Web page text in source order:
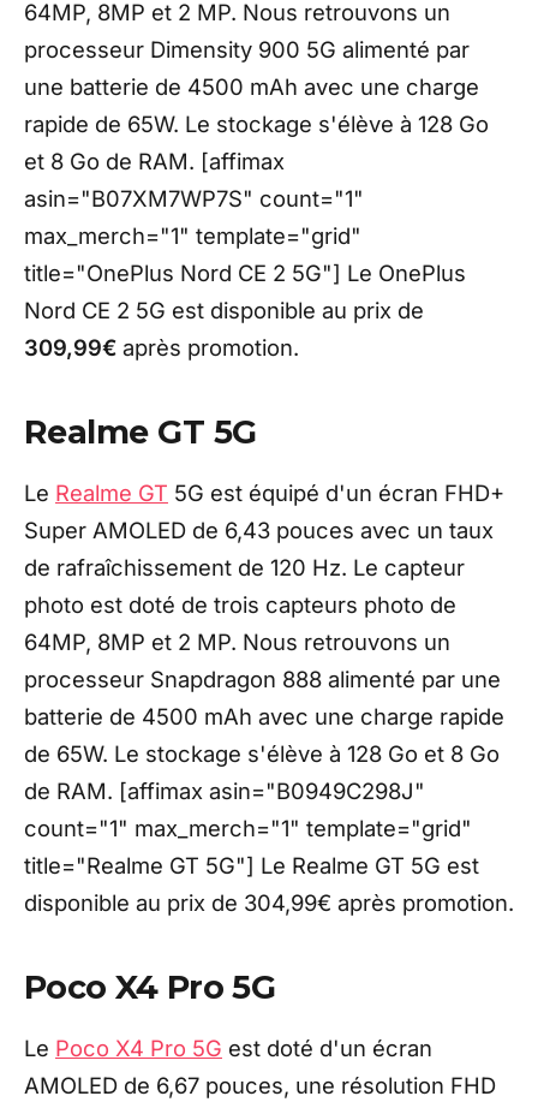
64MP, 8MP et 2 MP. Nous retrouvons un
processeur Dimensity 900 5G alimenté par
une batterie de 4500 mAh avec une charge
rapide de 65W. Le stockage s'élève à 128 Go
et 8 Go de RAM. [affimax
asin="B07XM7WP7S" count="1"
max_merch="1" template="grid"
title="OnePlus Nord CE 2 5G"] Le OnePlus
Nord CE 2 5G est disponible au prix de
309,99€ après promotion.
Realme GT 5G
Le Realme GT 5G est équipé d'un écran FHD+
Super AMOLED de 6,43 pouces avec un taux
de rafraîchissement de 120 Hz. Le capteur
photo est doté de trois capteurs photo de
64MP, 8MP et 2 MP. Nous retrouvons un
processeur Snapdragon 888 alimenté par une
batterie de 4500 mAh avec une charge rapide
de 65W. Le stockage s'élève à 128 Go et 8 Go
de RAM. [affimax asin="B0949C298J"
count="1" max_merch="1" template="grid"
title="Realme GT 5G"] Le Realme GT 5G est
disponible au prix de 304,99€ après promotion.
Poco X4 Pro 5G
Le Poco X4 Pro 5G est doté d'un écran
AMOLED de 6,67 pouces, une résolution FHD